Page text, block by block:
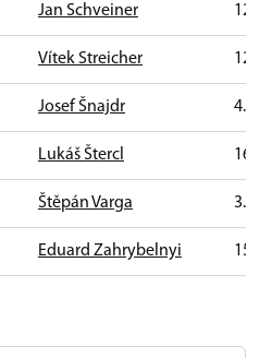
Jan Schveiner 12.
Vítek Streicher 12.
Josef Šnajdr 4. 5.
Lukáš Štercl 16.
Štěpán Varga 3. 9.
Eduard Zahrybelnyi 15.